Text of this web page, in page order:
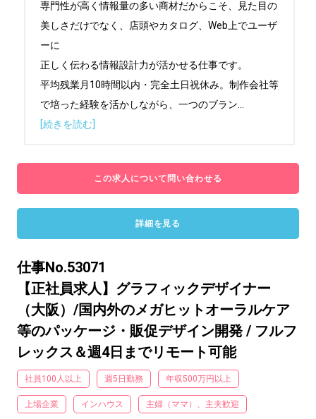
専門性が高く情報量の多い商材だからこそ、見た目の
美しさだけでなく、店頭やカタログ、Web上でユーザ
ーに
正しく伝わる情報設計力が活かせる仕事です。
平均残業月10時間以内・完全土日祝休み。制作会社等
で培った経験を活かしながら、一つのブラン
[続きを読む]
この求人について問い合わせる
詳細を見る
仕事No.53071
【正社員求人】グラフィックデザイナー
（大阪）/国内外のメガヒットオーラルケア
等のパッケージ・販促デザイン開発 / フルフ
レックス＆週4日までリモート可能
社員100人以上 週5日勤務 年収500万円以上
上場企業 インハウス 主婦（ママ）、主夫歓迎